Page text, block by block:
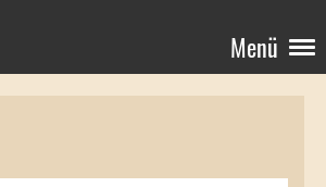
Menü